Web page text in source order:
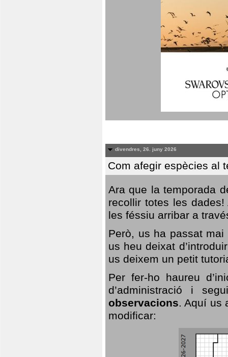
divendres, 26. juny 2026
Com afegir espècies al
Ara que la temporada
recollir totes les
les féssiu arribar a
Però, us ha passat
us heu deixat
us deixem un petit
Per fer-ho haureu
d’administració i
observacions. Aquí us
modificar: